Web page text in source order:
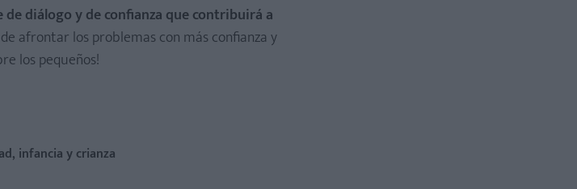
de diálogo y de confianza que contribuirá a
afrontar los problemas con más confianza y
los pequeños!
infancia y crianza